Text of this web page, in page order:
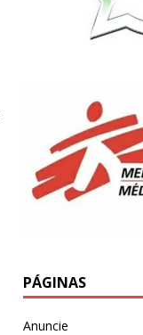
PÁGINAS
Anuncie